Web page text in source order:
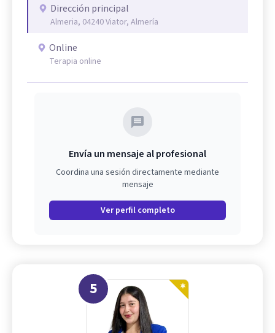
Dirección principal
Almeria, 04240 Viator, Almería
Online
Terapia online
Envía un mensaje al profesional
Coordina una sesión directamente mediante
mensaje
Ver perfil completo
5